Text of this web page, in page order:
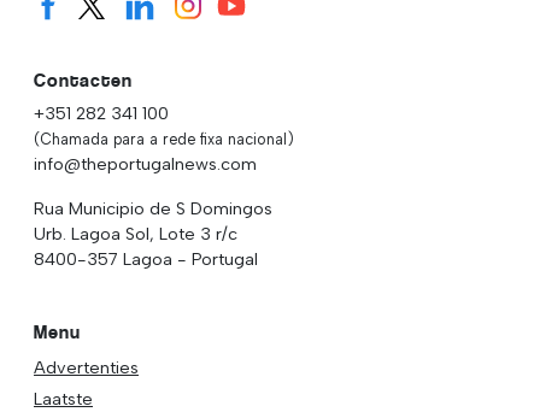
Contacten
+351 282 341 100
(Chamada para a rede fixa nacional)
info@theportugalnews.com
Rua Municipio de S Domingos
Urb. Lagoa Sol, Lote 3 r/c
8400-357 Lagoa - Portugal
Menu
Advertenties
Laatste